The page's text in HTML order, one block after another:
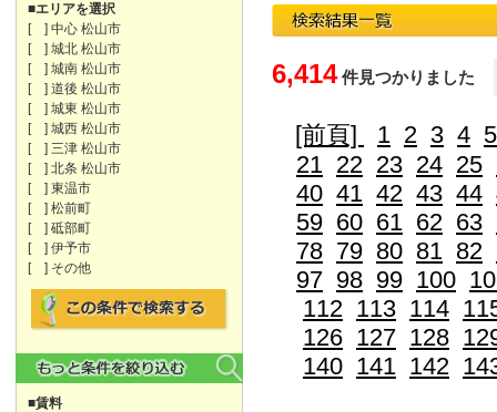
■エリアを選択
[ ] 中心 松山市
[ ] 城北 松山市
[ ] 城南 松山市
[ ] 道後 松山市
[ ] 城東 松山市
[ ] 城西 松山市
[ ] 三津 松山市
[ ] 北条 松山市
[ ] 東温市
[ ] 松前町
[ ] 砥部町
[ ] 伊予市
[ ] その他
■賃料
6,414件見つかりました
[前頁] 1 2 3 4 5
21 22 23 24 25
40 41 42 43 44
59 60 61 62 63
78 79 80 81 82
97 98 99 100
112 113 114
126 127 128
140 141 142